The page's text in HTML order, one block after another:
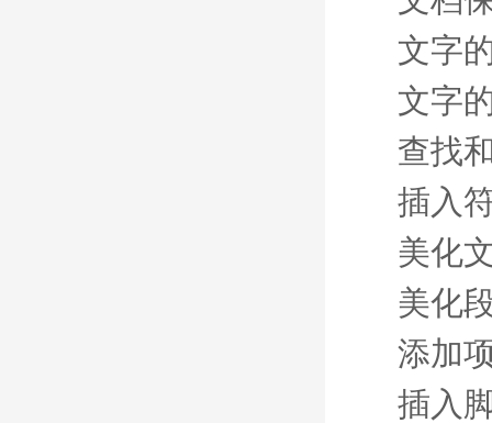
文字
文字
查找
插入
美化
美化
添加
插入